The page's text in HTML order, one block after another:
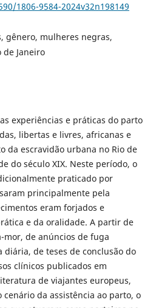
1806-9584-2024v32n198149
gênero, mulheres negras,
de Janeiro
experiências e práticas do parto
libertas e livres, africanas e
da escravidão urbana no Rio de
do século XIX. Neste período, o
praticado por
principalmente pela
eram forjados e
e da oralidade. A partir de
mor, de anúncios de fuga
de teses de conclusão do
clínicos publicados em
de viajantes europeus,
da assistência ao parto, o